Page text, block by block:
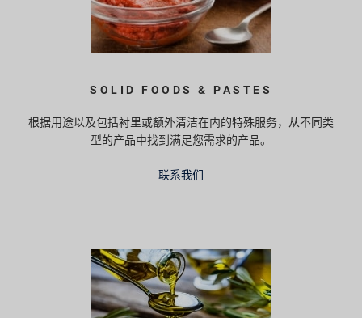
SOLID FOODS & PASTES
根据用途以及包括衬里或额外清洁在内的特殊服务，从不同类
型的产品中找到满足您需求的产品。
联系我们